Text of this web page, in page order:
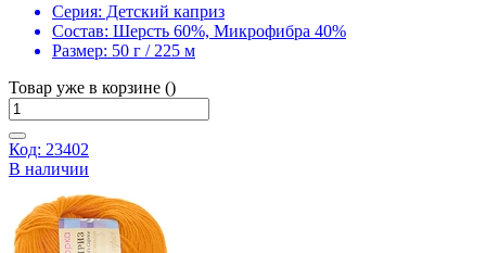
Серия: Детский каприз
Состав: Шерсть 60%, Микрофибра 40%
Размер: 50 г / 225 м
Товар уже в корзине ()
Код: 23402
В наличии